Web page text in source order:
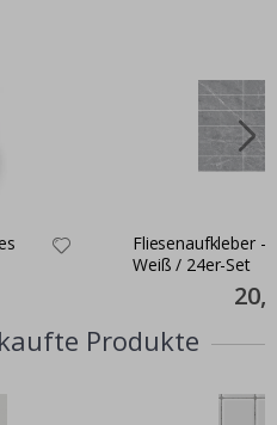
Fliesenaufkleber – Dunkelgrau und
Weiß / 24er-Set
Price
Produkte